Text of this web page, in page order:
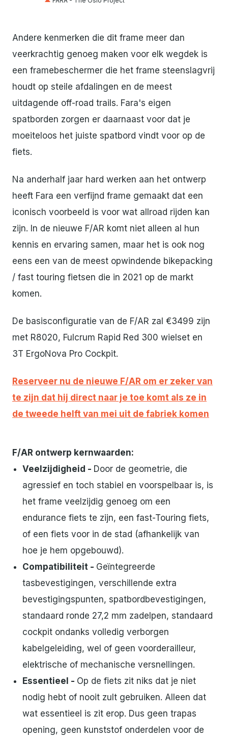
Andere kenmerken die dit frame meer dan
veerkrachtig genoeg maken voor elk wegdek is
een framebeschermer die het frame steenslagvrij
houdt op steile afdalingen en de meest
uitdagende off-road trails. Fara's eigen
spatborden zorgen er daarnaast voor dat je
moeiteloos het juiste spatbord vindt voor op de
fiets.
Na anderhalf jaar hard werken aan het ontwerp
heeft Fara een verfijnd frame gemaakt dat een
iconisch voorbeeld is voor wat allroad rijden kan
zijn. In de nieuwe F/AR komt niet alleen al hun
kennis en ervaring samen, maar het is ook nog
eens een van de meest opwindende bikepacking
/ fast touring fietsen die in 2021 op de markt
komen.
De basisconfiguratie van de F/AR zal €3499 zijn
met R8020, Fulcrum Rapid Red 300 wielset en
3T ErgoNova Pro Cockpit.
Reserveer nu de nieuwe F/AR om er zeker van
te zijn dat hij direct naar je toe komt als ze in
de tweede helft van mei uit de fabriek komen
F/AR ontwerp kernwaarden:
Veelzijdigheid - Door de geometrie, die
agressief en toch stabiel en voorspelbaar is, is
het frame veelzijdig genoeg om een
endurance fiets te zijn, een fast-Touring fiets,
of een fiets voor in de stad (afhankelijk van
hoe je hem opgebouwd).
Compatibiliteit - Geïntegreerde
tasbevestigingen, verschillende extra
bevestigingspunten, spatbordbevestigingen,
standaard ronde 27,2 mm zadelpen, standaard
cockpit ondanks volledig verborgen
kabelgeleiding, wel of geen voorderailleur,
elektrische of mechanische versnellingen.
Essentieel - Op de fiets zit niks dat je niet
nodig hebt of nooit zult gebruiken. Alleen dat
wat essentieel is zit erop. Dus geen trapas
opening, geen kunststof onderdelen voor de